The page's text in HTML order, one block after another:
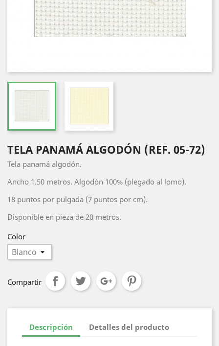
TELA PANAMÁ ALGODÓN (REF. 05-72)
Tela panamá algodón.
Ancho 1.50 metros. Algodón 100% (plegado al lomo).
18 puntos por pulgada (7 puntos por cm).
Disponible en pieza de 20 metros.
Color
Compartir
Descripción Detalles del producto